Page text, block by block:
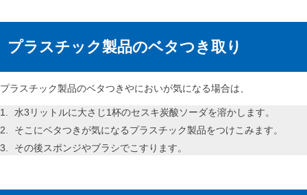
プラスチック製品のベタつき取り
プラスチック製品のベタつきやにおいが気になる場合は、
水3リットルに大さじ1杯のセスキ炭酸ソーダを溶かします。
そこにベタつきが気になるプラスチック製品をつけこみます。
その後スポンジやブラシでこすります。